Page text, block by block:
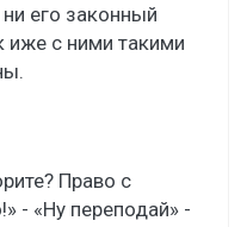
его законный
иже с ними такими
Право с
- «Ну переподай» -